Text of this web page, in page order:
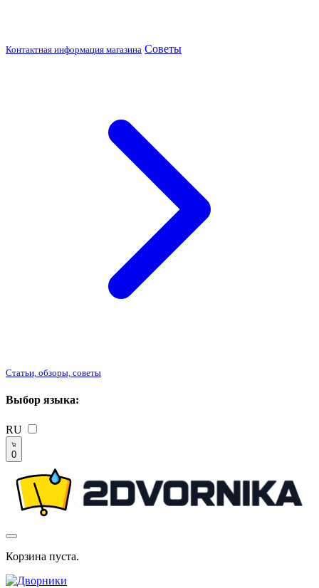
Контактная информация магазина Советы
Статьи, обзоры, советы
Выбор языка:
RU
0
Корзина пуста.